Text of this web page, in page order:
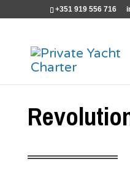
+351 919 556 716